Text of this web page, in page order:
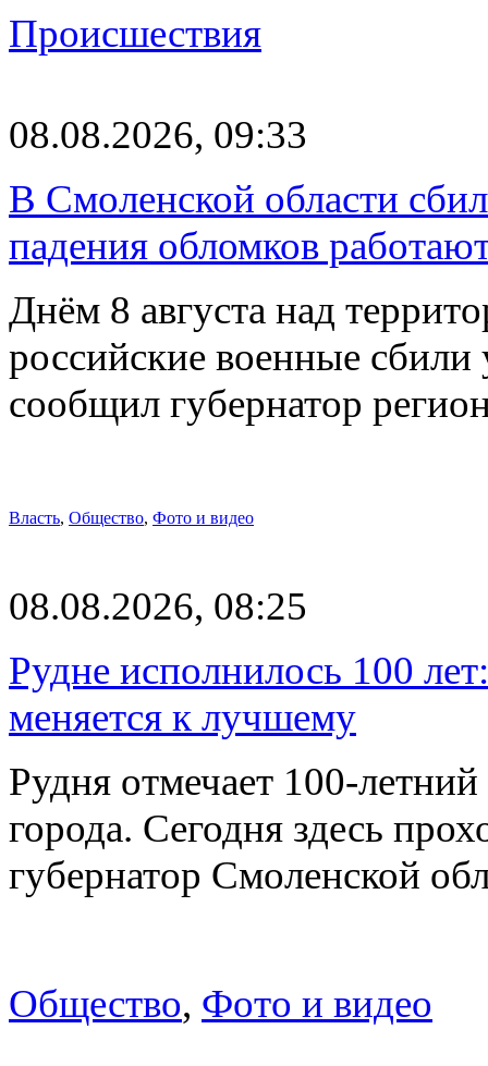
Происшествия
08.08.2026, 09:33
В Смоленской области
падения обломков
Днём 8 августа над
российские военные
сообщил губернатор
Власть, Общество, Фото и видео
08.08.2026, 08:25
Рудне исполнилось 100
меняется к лучшему
Рудня отмечает 100-
города. Сегодня здесь
губернатор Смоленской
Общество, Фото и видео